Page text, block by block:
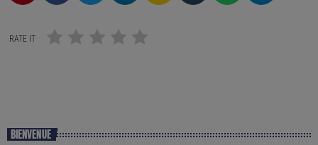
RATE IT
BIENVENUE